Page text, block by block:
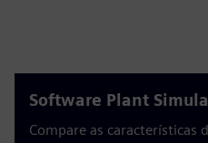
Software Plant
Compare as características